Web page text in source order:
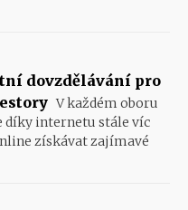
dovzdělávání pro
V každém oboru
díky internetu stále víc
získávat zajímavé